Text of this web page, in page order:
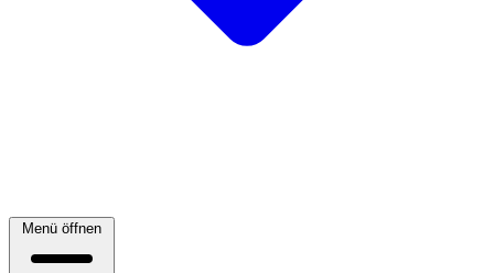
Menü öffnen